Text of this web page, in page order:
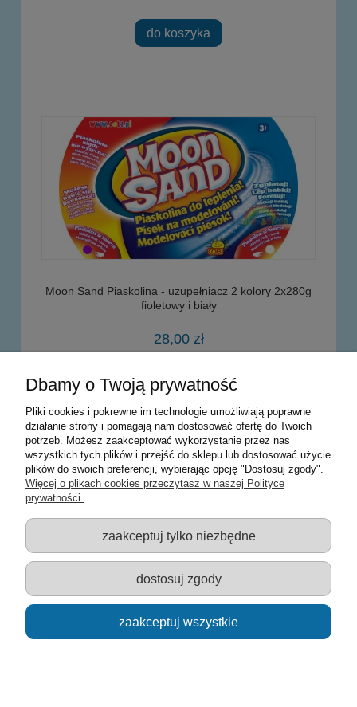
do koszyka
Moon Sand Piaskolina - uzupełniacz 2 kolory 2x280g
fioletowy i biały
28,00 zł
do koszyka
Warunki zakupów
Moje konto
Informacje o sklepie
Sklep z zabawkami Łódź :: Hurownia zabawek :: Zabawki
edukacyjne :: Zestawy artystyczne :: Zabawki :: samochody Welly
:: Zabawkownia :: zabawki dla dzieci :: Lalki :: Klocki :: Artykuły
szkolne ::
Dbamy o Twoją prywatność
Pliki cookies i pokrewne im technologie umożliwiają poprawne
działanie strony i pomagają nam dostosować ofertę do Twoich
potrzeb. Możesz zaakceptować wykorzystanie przez nas
wszystkich tych plików i przejść do sklepu lub dostosować użycie
plików do swoich preferencji, wybierając opcję "Dostosuj zgody".
Więcej o plikach cookies przeczytasz w naszej Polityce
prywatności.
zaakceptuj tylko niezbędne
dostosuj zgody
zaakceptuj wszystkie